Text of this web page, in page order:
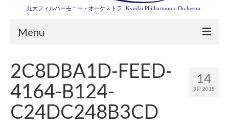
九大フィルハーモニー・オーケストラ -Kyudai Philharmonic Orchestra-
Menu
演奏会情報 14
3月 2018
2C8DBA1D-FEED-
4164-B124-
C24DC248B3CD